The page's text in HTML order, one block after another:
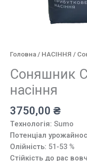
Головна / НАСІННЯ /
Соняшник
насіння
3750,00 ₴
Технологія: Sumo
Потенціал
Олійність: 51-53 %
Стійкість до рас